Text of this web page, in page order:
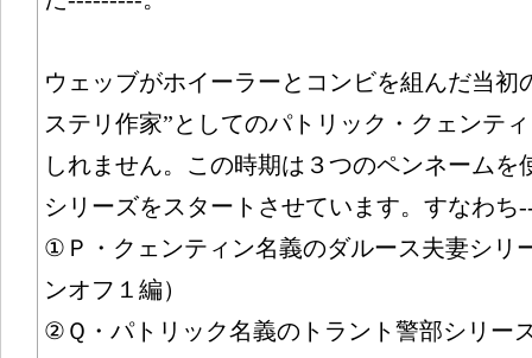
ウェッブがホイーラーとコンビを組んだ当初
ステリ作家”としてのパトリック・クェンテ
しれません。この時期は３つのペンネームを
シリーズをスタートさせています。すなわち
①Ｐ・クェンティン名義のダルース夫妻シリ
ンオフ１編）
②Ｑ・パトリック名義のトラント警部シリー